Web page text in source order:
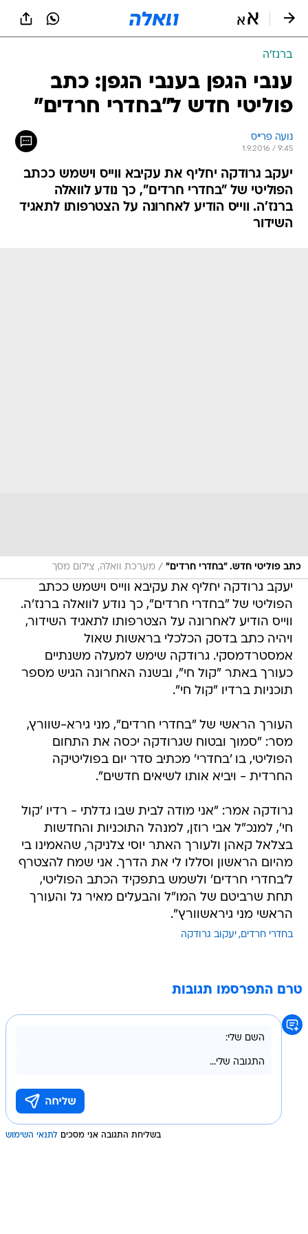
ברנז'ה
ענבי הגפן בענבי הגפן: כתב
פוליטי חדש ל"בחדרי חרדים"
נועה פרייס
1.9.2016 / 9:45
יעקב גרודקה יחליף את עקיבא ווייס וישמש ככתב
הפוליטי של "בחדרי חרדים", כך נודע לוואלה
ברנז'ה. ווייס הודיע לאחרונה על הצטרפותו לתאגיד
השידור
כתב פוליטי חדש. "בחדרי חרדים" / מערכת וואלה, צילום מסך
יעקב גרודקה יחליף את עקיבא ווייס וישמש ככתב
הפוליטי של "בחדרי חרדים", כך נודע לוואלה ברנז'ה.
ווייס הודיע לאחרונה על הצטרפותו לתאגיד השידור,
ויהיה כתב בדסק הכלכלי בראשות שאול
אמסטרדמסקי. גרודקה שימש למעלה משנתיים
כעורך באתר "קול חי", ובשנה האחרונה הגיש מספר
תוכניות ברדיו "קול חי".
העורך הראשי של "בחדרי חרדים", מני גירא-שוורץ,
מסר: "סמוך ובטוח שגרודקה יכסה את התחום
הפוליטי, בו 'בחדרי' מכתיב סדר יום בפוליטיקה
החרדית - ויביא אותו לשיאים חדשים".
גרודקה אמר: "אני מודה לבית שבו גדלתי - רדיו 'קול
חי', למנכ"ל אבי רוזן, למנהל התוכניות והחדשות
בצלאל קאהן ולעורך האתר יוסי צלניקר, שהאמינו בי
מהיום הראשון וסללו לי את הדרך. אני שמח להצטרף
ל'בחדרי חרדים' ולשמש בתפקיד הכתב הפוליטי,
תחת שרביטם של המו"ל והבעלים מאיר גל והעורך
הראשי מני גיראשוורץ".
בחדרי חרדים יעקוב גרודקה
טרם התפרסמו תגובות
בשליחת התגובה אני מסכים לתנאי השימוש